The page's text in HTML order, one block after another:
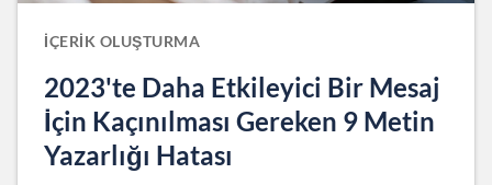
İÇERIK OLUŞTURMA
2023'te Daha Etkileyici Bir Mesaj
İçin Kaçınılması Gereken 9 Metin
Yazarlığı Hatası